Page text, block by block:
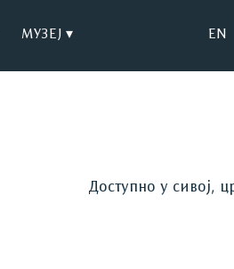
МУЗЕЈ ▾ EN
Доступно у сивој,